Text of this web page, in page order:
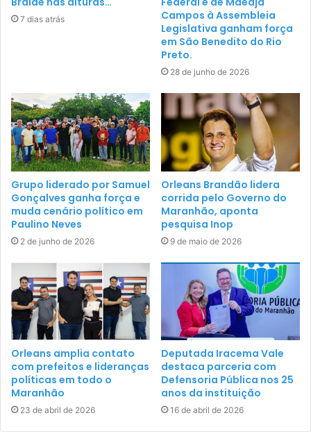
7 dias atrás
Campos à Assembleia
Legislativa ganham força
em São Benedito do Rio
Preto.
28 de junho de 2026
Grupo liderado por Samuel
Gonçalves ganha força e
muda cenário político em
Paulino Neves
2 de junho de 2026
Orleans Brandão lidera
corrida pelo Governo do
Maranhão, aponta
pesquisa Inop
9 de maio de 2026
Orleans amplia contato
com prefeitos e lideranças
políticas em todo o
Maranhão
23 de abril de 2026
Deputada Iracema Vale
destaca parceria com
Defensoria Pública nos 25
anos da instituição
16 de abril de 2026